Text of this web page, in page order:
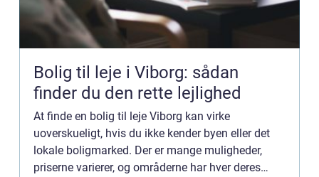
Bolig til leje i Viborg: sådan
finder du den rette lejlighed
At finde en bolig til leje Viborg kan virke
uoverskueligt, hvis du ikke kender byen eller det
lokale boligmarked. Der er mange muligheder,
priserne varierer, og områderne har hver deres